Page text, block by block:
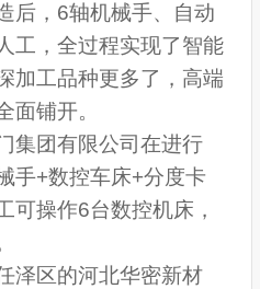
后，6轴机械手、自动
工，全过程实现了智能
加工品种更多了，高端
面铺开。
集团有限公司在进行
手+数控车床+分度卡
可操作6台数控机床，
泽区的河北华密新材